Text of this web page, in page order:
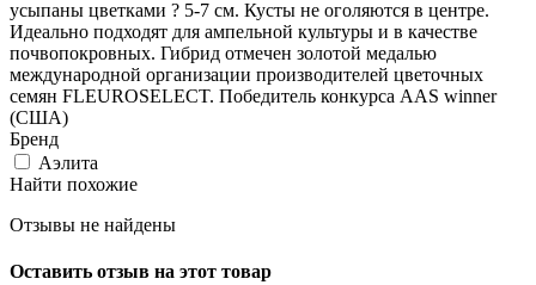
усыпаны цветками ? 5-7 см. Кусты не оголяются в центре.
Идеально подходят для ампельной культуры и в качестве
почвопокровных. Гибрид отмечен золотой медалью
международной организации производителей цветочных
семян FLEUROSELECT. Победитель конкурса AAS winner
(США)
Бренд
Аэлита
Найти похожие
Отзывы не найдены
Оставить отзыв на этот товар